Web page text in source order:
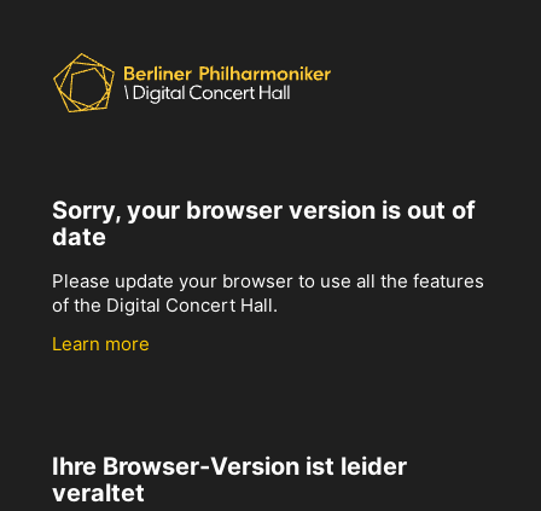
Sorry, your browser version is out of
date
Please update your browser to use all the features
of the Digital Concert Hall.
Learn more
Ihre Browser-Version ist leider
veraltet